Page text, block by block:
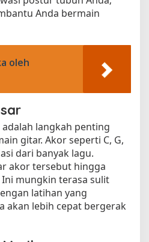
Anda bermain
oleh
langkah penting
gitar. Akor seperti C, G,
dari banyak lagu.
akor tersebut hingga
mungkin terasa sulit
latihan yang
akan lebih cepat bergerak